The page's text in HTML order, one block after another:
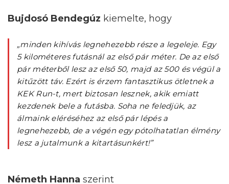
Bujdosó Bendegúz kiemelte, hogy
„minden kihívás legnehezebb része a legeleje. Egy
5 kilométeres futásnál az első pár méter. De az első
pár méterből lesz az első 50, majd az 500 és végül a
kitűzött táv. Ezért is érzem fantasztikus ötletnek a
KEK Run-t, mert biztosan lesznek, akik emiatt
kezdenek bele a futásba. Soha ne feledjük, az
álmaink eléréséhez az első pár lépés a
legnehezebb, de a végén egy pótolhatatlan élmény
lesz a jutalmunk a kitartásunkért!”
Németh Hanna szerint